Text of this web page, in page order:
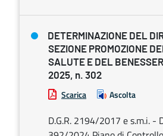
DETERMINAZIONE DEL
SEZIONE PROMOZIONE
SALUTE E DEL
2025, n. 302
Scarica Ascolta
D.G.R. 2194/2017 e s.m.i. -